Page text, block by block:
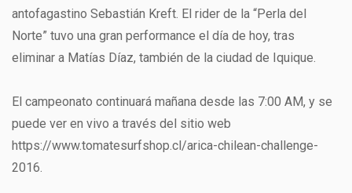
antofagastino Sebastián Kreft. El rider de la “Perla del
Norte” tuvo una gran performance el día de hoy, tras
eliminar a Matías Díaz, también de la ciudad de Iquique.
El campeonato continuará mañana desde las 7:00 AM, y se
puede ver en vivo a través del sitio web
https://www.tomatesurfshop.cl/arica-chilean-challenge-
2016.